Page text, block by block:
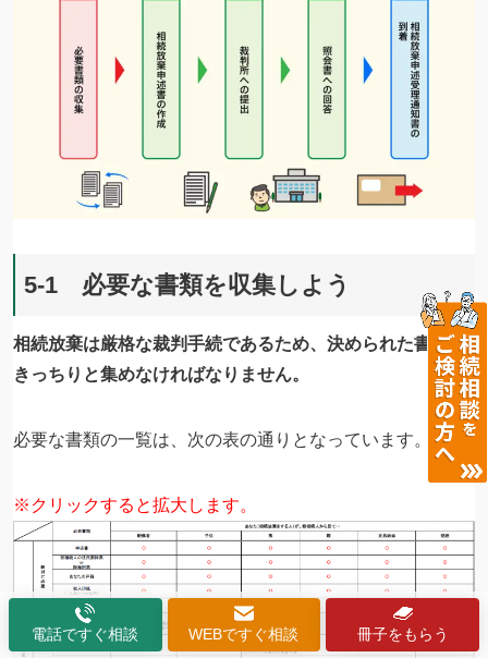
5-1 必要な書類を収集しよう
相続放棄は厳格な裁判手続であるため、決められた書類を
きっちりと集めなければなりません。
必要な書類の一覧は、次の表の通りとなっています。
※クリックすると拡大します。
電話ですぐ相談 WEBですぐ相談 冊子をもらう